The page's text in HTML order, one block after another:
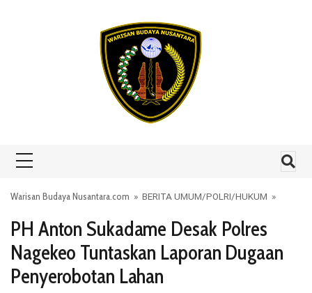
Warisan Budaya Nusantara.com » BERITA UMUM/POLRI/HUKUM »
PH Anton Sukadame Desak Polres
Nagekeo Tuntaskan Laporan Dugaan
Penyerobotan Lahan